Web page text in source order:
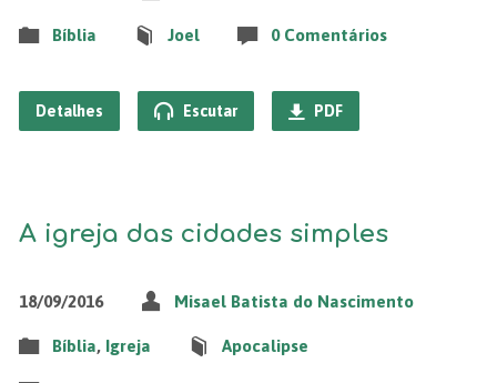
Bíblia Joel 0 Comentários
Detalhes Escutar PDF
A igreja das cidades simples
18/09/2016 Misael Batista do Nascimento
Bíblia, Igreja Apocalipse